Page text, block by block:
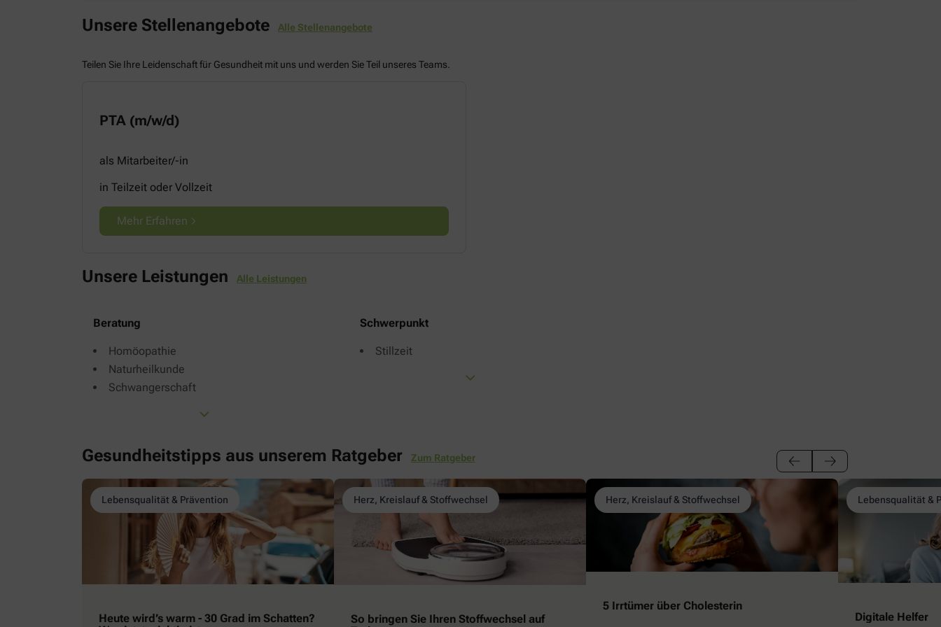
Unsere Stellenangebote Alle Stellenangebote
Teilen Sie Ihre Leidenschaft für Gesundheit mit uns und werden Sie Teil unseres Teams.
PTA (m/w/d)
als Mitarbeiter/-in
in Teilzeit oder Vollzeit
Mehr Erfahren
Unsere Leistungen Alle Leistungen
Beratung
Homöopathie
Naturheilkunde
Schwangerschaft
Schwerpunkt
Stillzeit
Gesundheitstipps aus unserem Ratgeber Zum Ratgeber
Lebensqualität & Prävention
Heute wird’s warm - 30 Grad im Schatten?
Herz, Kreislauf & Stoffwechsel
So bringen Sie Ihren Stoffwechsel auf
Herz, Kreislauf & Stoffwechsel
5 Irrtümer über Cholesterin
Lebensqualität &
Digitale Helfer